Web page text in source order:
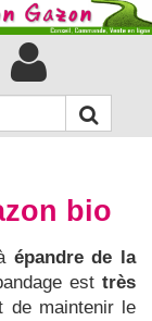
bio
épandre de la
est très
de maintenir le